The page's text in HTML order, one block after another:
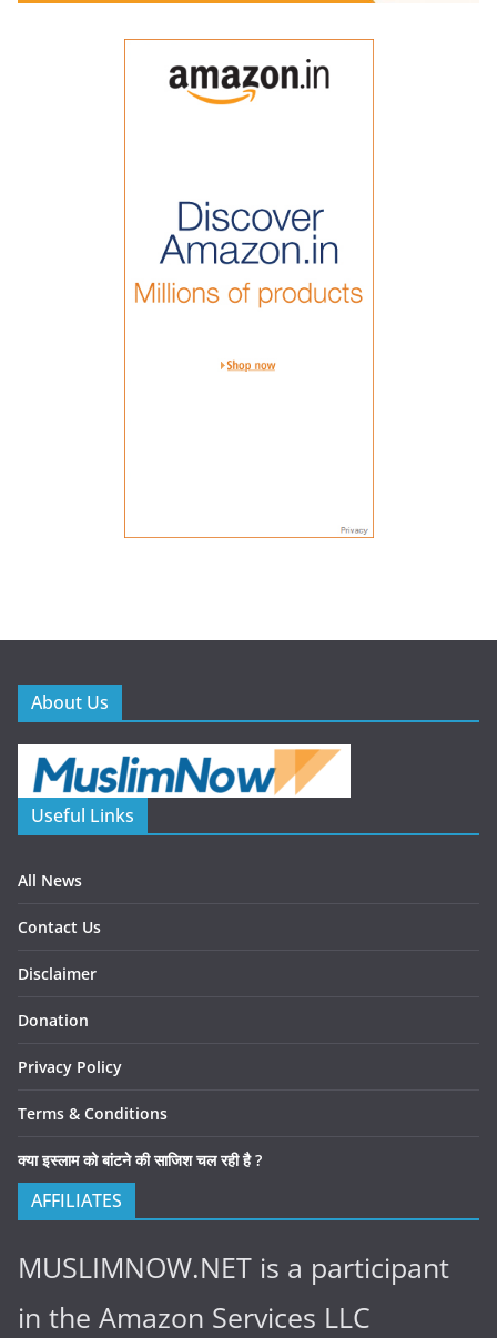
About Us
Useful Links
All News
Contact Us
Disclaimer
Donation
Privacy Policy
Terms & Conditions
क्या इस्लाम को बांटने की साजिश चल रही है ?
AFFILIATES
MUSLIMNOW.NET is a participant
in the Amazon Services LLC